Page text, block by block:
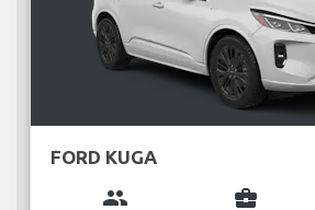
FORD KUGA
group business_center